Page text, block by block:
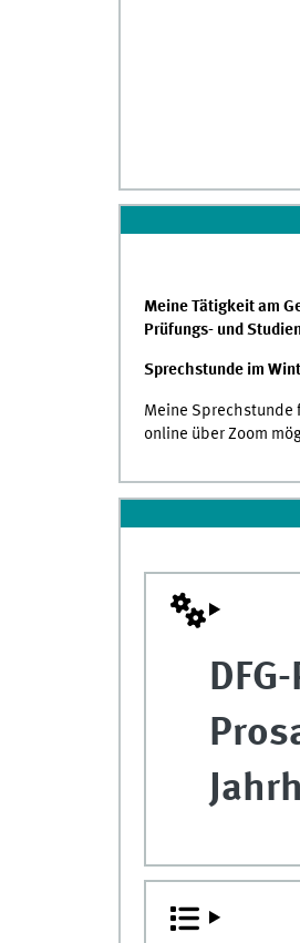
Meine Tätigkeit am
Prüfungs- und
Sprechstunde im
Meine Sprechstunde
online über Zoom